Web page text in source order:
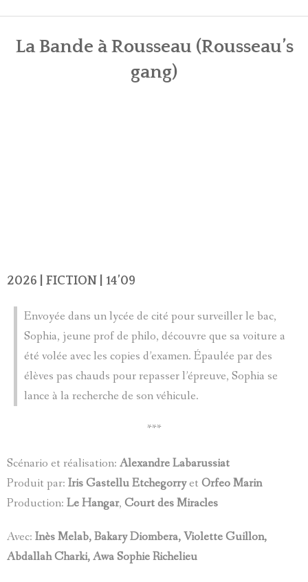
MONTEUR BANDES-ANNONCES
La Bande à Rousseau (Rousseau’s
gang)
2026 | FICTION | 14’09
Envoyée dans un lycée de cité pour surveiller le bac,
Sophia, jeune prof de philo, découvre que sa voiture a
été volée avec les copies d’examen. Épaulée par des
élèves pas chauds pour repasser l’épreuve, Sophia se
lance à la recherche de son véhicule.
***
Scénario et réalisation: Alexandre Labarussiat
Produit par: Iris Gastellu Etchegorryet Orfeo Marin
Production: Le Hangar, Court des Miracles
Avec: Inès Melab, Bakary Diombera, Violette Guillon,
Abdallah Charki, Awa Sophie Richelieu